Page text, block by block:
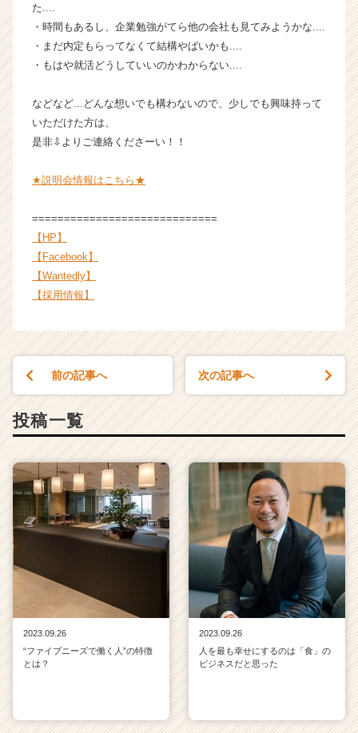
C
r
e
r）
た....
・時間もあるし、企業勉強がてら他の会社も見てみようかな....
・まだ内定もらってなくて結構やばいかも....
・もはや就活どうしていいのかわからない....
などなど...どんな想いでも構わないので、少しでも興味持って
いただけた方は、
是非⇩よりご連絡くださーい！！
★説明会情報はこちら★
=============================
【HP】
【Facebook】
【Wantedly】
【採用情報】
前の記事へ 次の記事へ
投稿一覧
2023.09.26
“ファイブニーズで働く人”の特徴
とは？
2023.09.26
人を最も幸せにするのは「食」の
ビジネスだと思った